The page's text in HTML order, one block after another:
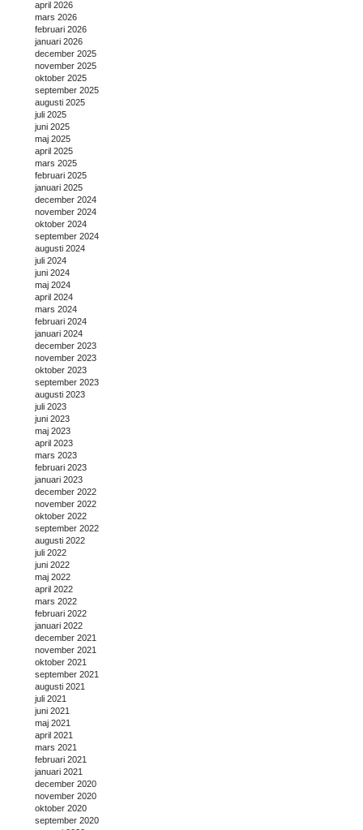
april 2026
mars 2026
februari 2026
januari 2026
december 2025
november 2025
oktober 2025
september 2025
augusti 2025
juli 2025
juni 2025
maj 2025
april 2025
mars 2025
februari 2025
januari 2025
december 2024
november 2024
oktober 2024
september 2024
augusti 2024
juli 2024
juni 2024
maj 2024
april 2024
mars 2024
februari 2024
januari 2024
december 2023
november 2023
oktober 2023
september 2023
augusti 2023
juli 2023
juni 2023
maj 2023
april 2023
mars 2023
februari 2023
januari 2023
december 2022
november 2022
oktober 2022
september 2022
augusti 2022
juli 2022
juni 2022
maj 2022
april 2022
mars 2022
februari 2022
januari 2022
december 2021
november 2021
oktober 2021
september 2021
augusti 2021
juli 2021
juni 2021
maj 2021
april 2021
mars 2021
februari 2021
januari 2021
december 2020
november 2020
oktober 2020
september 2020